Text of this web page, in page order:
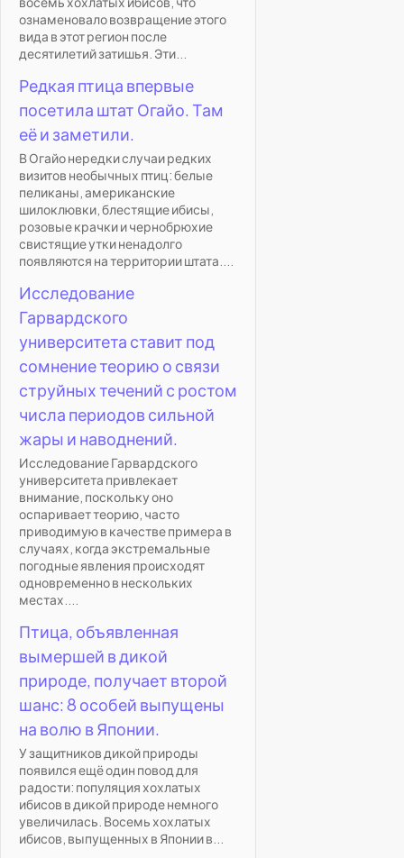
ознаменовало возвращение этого
вида в этот регион после
десятилетий затишья. Эти...
Редкая птица впервые
посетила штат Огайо. Там
её и заметили.
В Огайо нередки случаи редких
визитов необычных птиц: белые
пеликаны, американские
шилоклювки, блестящие ибисы,
розовые крачки и чернобрюхие
свистящие утки ненадолго
появляются на территории штата....
Исследование
Гарвардского
университета ставит под
сомнение теорию о связи
струйных течений с ростом
числа периодов сильной
жары и наводнений.
Исследование Гарвардского
университета привлекает
внимание, поскольку оно
оспаривает теорию, часто
приводимую в качестве примера в
случаях, когда экстремальные
погодные явления происходят
одновременно в нескольких
местах....
Птица, объявленная
вымершей в дикой
природе, получает второй
шанс: 8 особей выпущены
на волю в Японии.
У защитников дикой природы
появился ещё один повод для
радости: популяция хохлатых
ибисов в дикой природе немного
увеличилась. Восемь хохлатых
ибисов, выпущенных в Японии в...